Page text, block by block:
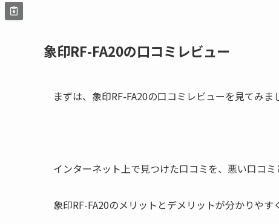
象印RF-FA20の口コミレビュー
まずは、象印RF-FA20の口コミレビューを見てみま
インターネット上で見つけた口コミを、悪い口コミ
象印RF-FA20のメリットとデメリットが分かりやす